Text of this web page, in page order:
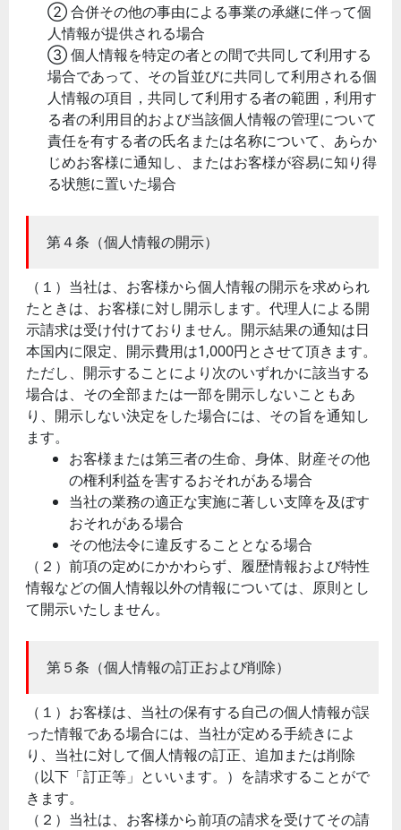
② 合併その他の事由による事業の承継に伴って個
人情報が提供される場合
③ 個人情報を特定の者との間で共同して利用する
場合であって、その旨並びに共同して利用される個
人情報の項目，共同して利用する者の範囲，利用す
る者の利用目的および当該個人情報の管理について
責任を有する者の氏名または名称について、あらか
じめお客様に通知し、またはお客様が容易に知り得
る状態に置いた場合
第４条（個人情報の開示）
（１）当社は、お客様から個人情報の開示を求められ
たときは、お客様に対し開示します。代理人による開
示請求は受け付けておりません。開示結果の通知は日
本国内に限定、開示費用は1,000円とさせて頂きます。
ただし、開示することにより次のいずれかに該当する
場合は、その全部または一部を開示しないこともあ
り、開示しない決定をした場合には、その旨を通知し
ます。
お客様または第三者の生命、身体、財産その他
の権利利益を害するおそれがある場合
当社の業務の適正な実施に著しい支障を及ぼす
おそれがある場合
その他法令に違反することとなる場合
（２）前項の定めにかかわらず、履歴情報および特性
情報などの個人情報以外の情報については、原則とし
て開示いたしません。
第５条（個人情報の訂正および削除）
（１）お客様は、当社の保有する自己の個人情報が誤
った情報である場合には、当社が定める手続きによ
り、当社に対して個人情報の訂正、追加または削除
（以下「訂正等」といいます。）を請求することがで
きます。
（２）当社は、お客様から前項の請求を受けてその請